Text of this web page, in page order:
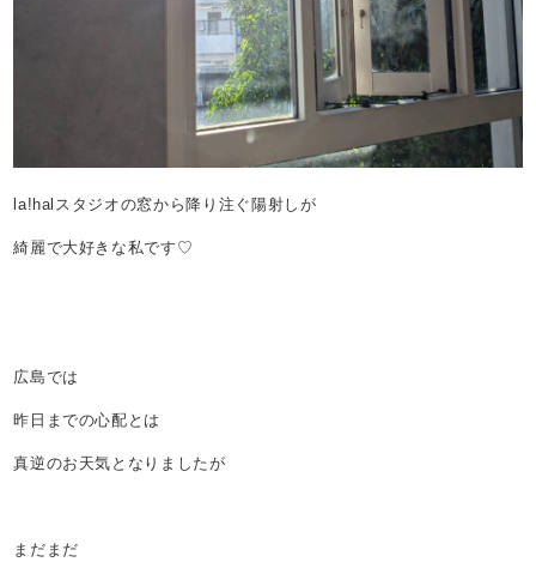
la!halスタジオの窓から降り注ぐ陽射しが
綺麗で大好きな私です♡
広島では
昨日までの心配とは
真逆のお天気となりましたが
まだまだ